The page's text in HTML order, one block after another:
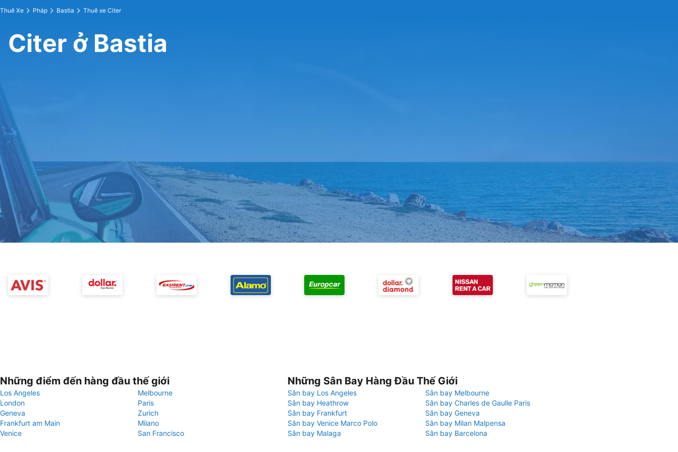
Thuê Xe Pháp Bastia Thuê xe Citer
Citer ở Bastia
Những điểm đến hàng đầu thế giới
Los Angeles
Melbourne
London
Paris
Geneva
Zurich
Frankfurt am Main
Milano
Venice
San Francisco
Những Sân Bay Hàng Đầu Thế Giới
Sân bay Los Angeles
Sân bay Melbourne
Sân bay Heathrow
Sân bay Charles de Gaulle Paris
Sân bay Frankfurt
Sân bay Geneva
Sân bay Venice Marco Polo
Sân bay Milan Malpensa
Sân bay Malaga
Sân bay Barcelona